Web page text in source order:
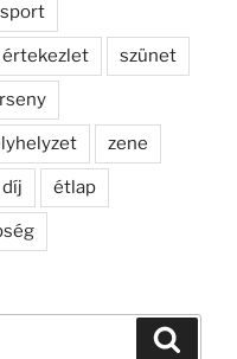
sport
értekezlet szünet
zene
étlap